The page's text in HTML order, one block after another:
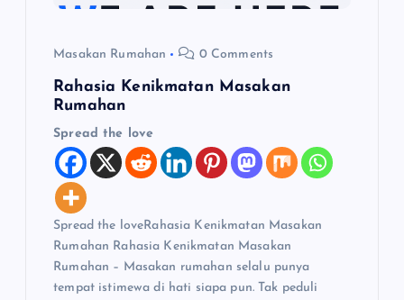
Masakan Rumahan 0 Comments
Rahasia Kenikmatan Masakan
Rumahan
Spread the love
Spread the loveRahasia Kenikmatan Masakan
Rumahan Rahasia Kenikmatan Masakan
Rumahan – Masakan rumahan selalu punya
tempat istimewa di hati siapa pun. Tak peduli